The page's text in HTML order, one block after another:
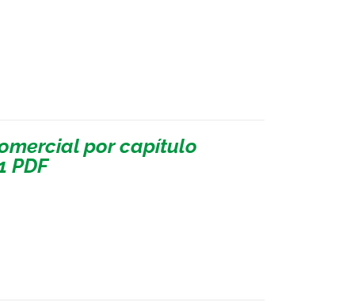
por capítulo
PDF